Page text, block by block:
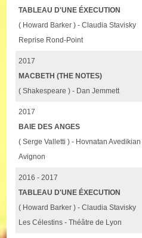
TABLEAU D'UNE ÉXECUTION
( Howard Barker ) - Claudia Stavisky
Reprise Rond-Point
2017
MACBETH (THE NOTES)
( Shakespeare ) - Dan Jemmett
2017
BAIE DES ANGES
( Serge Valletti ) - Hovnatan Avedikian
Avignon
2016 - 2017
TABLEAU D'UNE ÉXECUTION
( Howard Barker ) - Claudia Stavisky
Les Célestins - Théâtre de Lyon